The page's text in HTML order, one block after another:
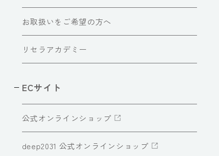
お取扱いをご希望の方へ
リセラアカデミー
ECサイト
公式オンラインショップ
deep2031 公式オンラインショップ